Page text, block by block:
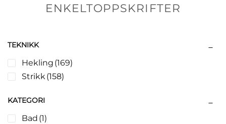
ENKELTOPPSKRIFTER
TEKNIKK
Hekling (169)
Strikk(158)
KATEGORI
Bad (1)